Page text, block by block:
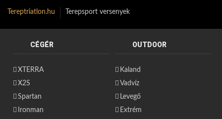
Tereptriatlon.hu Terepsport versenyek
CÉGÉR
XTERRA
X2S
Spartan
Ironman
OUTDOOR
Kaland
Vadvíz
Levegő
Extrém